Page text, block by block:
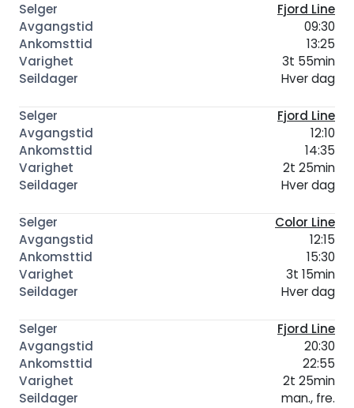
Fjord Line
09:30
13:25
3t 55min
Hver dag
Fjord Line
12:10
14:35
2t 25min
Hver dag
Color Line
12:15
15:30
3t 15min
Hver dag
Fjord Line
20:30
22:55
2t 25min
man., fre.